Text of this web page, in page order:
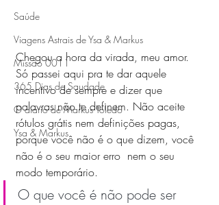
Saúde
Viagens Astrais de Ysa & Markus
Missão 0011
365 Dias de Saudade
O diario de Markus Toledo
Ysa & Markus
Chegou a hora da virada, meu amor.
Só passei aqui pra te dar aquele
incentivo de sempre e dizer que
palavras não te definem. Não aceite
rótulos grátis nem definições pagas,
porque você não é o que dizem, você
não é o seu maior erro  nem o seu
modo temporário.
O que você é não pode ser